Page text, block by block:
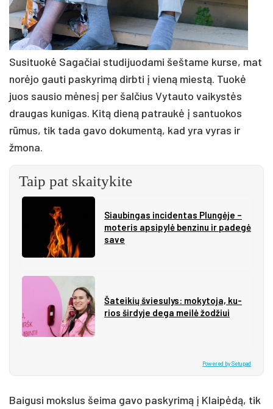
Susituokė Sagačiai studijuodami šeštame kurse, mat
norėjo gauti paskyrimą dirbti į vieną miestą. Tuokė
juos sausio mėnesį per šalčius Vytauto vaikystės
draugas kunigas. Kitą dieną patraukė į santuokos
rūmus, tik tada gavo dokumentą, kad yra vyras ir
žmona.
Taip pat skaitykite
Siau­bin­gas in­ci­den­tas Plun­gė­je –
mo­te­ris ap­si­py­lė ben­zi­nu ir pa­de­gė
sa­ve
Ša­tei­kių švie­su­lys: mo­ky­to­ja, ku­
rios šir­dy­je de­ga mei­lė žo­džiui
Powered by Setupad
Baigusi mokslus šeima gavo paskyrimą į Klaipėdą, tik